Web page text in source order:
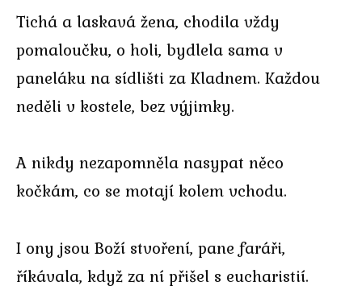
Tichá a laskavá žena, chodila vždy
pomaloučku, o holi, bydlela sama v
paneláku na sídlišti za Kladnem. Každou
neděli v kostele, bez výjimky.
A nikdy nezapomněla nasypat něco
kočkám, co se motají kolem vchodu.
I ony jsou Boží stvoření, pane faráři,
říkávala, když za ní přišel s eucharistií.